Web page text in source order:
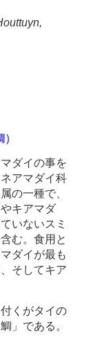
ダイの事を
アマダイ科
の一種で、
やキアマダ
いないスミ
む。食用と
ダイが最も
そしてキア
くがタイの
」である。